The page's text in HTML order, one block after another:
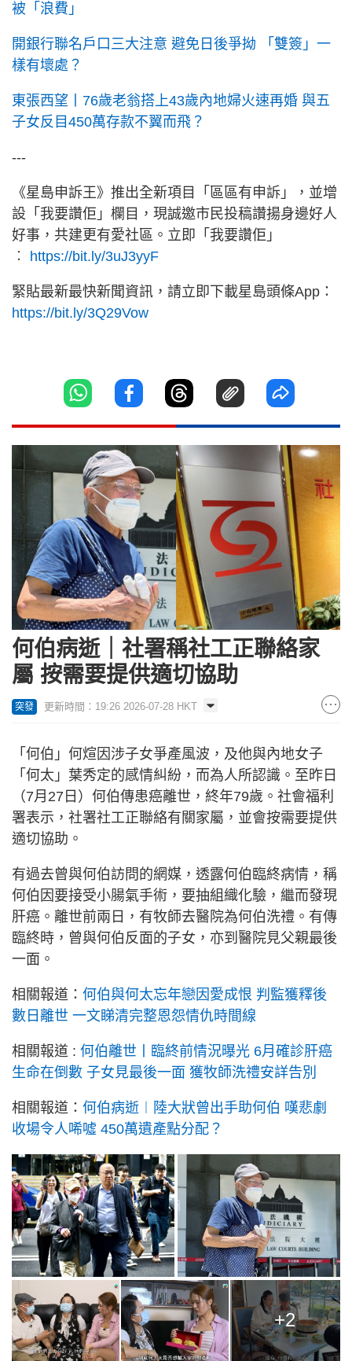
被「浪費」
開銀行聯名戶口三大注意 避免日後爭拗 「雙簽」一
樣有壞處？
東張西望丨76歲老翁搭上43歲內地婦火速再婚 與五
子女反目450萬存款不翼而飛？
---
《星島申訴王》推出全新項目「區區有申訴」，並增
設「我要讚佢」欄目，現誠邀市民投稿讚揚身邊好人
好事，共建更有愛社區。立即「我要讚佢」
︰
https://bit.ly/3uJ3yyF
緊貼最新最快新聞資訊，請立即下載星島頭條App：
https://bit.ly/3Q29Vow
何伯病逝｜社署稱社工正聯絡家
屬 按需要提供適切協助
突發 更新時間：19:26 2026-07-28 HKT
「何伯」何煊因涉子女爭產風波，及他與內地女子
「何太」葉秀定的感情糾紛，而為人所認識。至昨日
（7月27日）何伯傳患癌離世，終年79歲。社會福利
署表示，社署社工正聯絡有關家屬，並會按需要提供
適切協助。
有過去曾與何伯訪問的網媒，透露何伯臨終病情，稱
何伯因要接受小腸氣手術，要抽組織化驗，繼而發現
肝癌。離世前兩日，有牧師去醫院為何伯洗禮。有傳
臨終時，曾與何伯反面的子女，亦到醫院見父親最後
一面。
相關報道： 何伯與何太忘年戀因愛成恨 判監獲釋後
數日離世 一文睇清完整恩怨情仇時間線
相關報道 : 何伯離世丨臨終前情況曝光 6月確診肝癌
生命在倒數 子女見最後一面 獲牧師洗禮安詳告別
相關報道： 何伯病逝︱陸大狀曾出手助何伯 嘆悲劇
收場令人唏噓 450萬遺產點分配？
+2